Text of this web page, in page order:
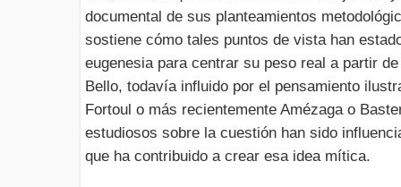
documental de sus planteamientos
sostiene cómo tales puntos de vista han
eugenesia para centrar su peso real a partir
Bello, todavía influido por el pensamiento
Fortoul o más recientemente Amézaga o
estudiosos sobre la cuestión han sido
que ha contribuido a crear esa idea mítica.